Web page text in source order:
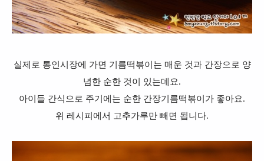
실제로 통인시장에 가면 기름떡볶이는 매운 것과 간장으로 양
념한 순한 것이 있는데요.
아이들 간식으로 주기에는 순한 간장기름떡볶이가 좋아요.
위 레시피에서 고추가루만 빼면 됩니다.